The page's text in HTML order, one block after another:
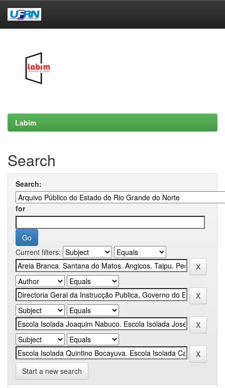
Labim
Search
Search:
for
Current filters:
Start a new search